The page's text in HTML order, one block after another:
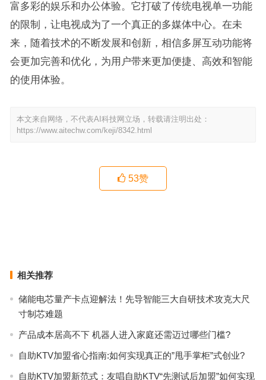
富多彩的娱乐和办公体验。它打破了传统电视单一功能
的限制，让电视成为了一个真正的多媒体中心。在未
来，随着技术的不断发展和创新，相信多屏互动功能将
会更加完善和优化，为用户带来更加便捷、高效和智能
的使用体验。
本文来自网络，不代表AI科技网立场，转载请注明出处：
https://www.aitechw.com/keji/8342.html
53赞
相关推荐
储能电芯量产卡点迎解法！先导智能三大自研技术攻克大尺
寸制芯难题
产品成本居高不下 机器人进入家庭还需迈过哪些门槛?
自助KTV加盟省心指南:如何实现真正的”甩手掌柜”式创业?
自助KTV加盟新范式：友唱自助KTV“先测试后加盟”如何实现